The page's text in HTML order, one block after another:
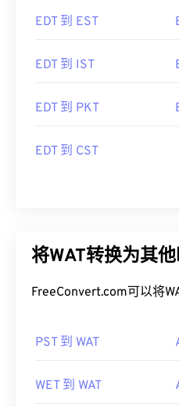
EDT 到 EST
EDT 到 IST
EDT 到 PKT
EDT 到 CST
将WAT转换为其
FreeConvert.com可以将
PST 到 WAT
WET 到 WAT